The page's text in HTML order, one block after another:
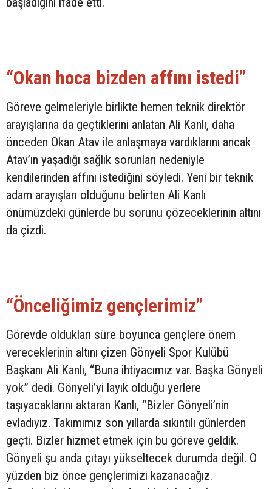
“Okan hoca bizden affını istedi”
Göreve gelmeleriyle birlikte hemen teknik direktör
arayışlarına da geçtiklerini anlatan Ali Kanlı, daha
önceden Okan Atav ile anlaşmaya vardıklarını ancak
Atav’ın yaşadığı sağlık sorunları nedeniyle
kendilerinden affını istediğini söyledi. Yeni bir teknik
adam arayışları olduğunu belirten Ali Kanlı
önümüzdeki günlerde bu sorunu çözeceklerinin altını
da çizdi.
“Önceliğimiz gençlerimiz”
Görevde oldukları süre boyunca gençlere önem
vereceklerinin altını çizen Gönyeli Spor Kulübü
Başkanı Ali Kanlı, “Buna ihtiyacımız var. Başka Gönyeli
yok” dedi. Gönyeli’yi layık olduğu yerlere
taşıyacaklarını aktaran Kanlı, “Bizler Gönyeli’nin
evladıyız. Takımımız son yıllarda sıkıntılı günlerden
geçti. Bizler hizmet etmek için bu göreve geldik.
Gönyeli şu anda çıtayı yükseltecek durumda değil. O
yüzden biz önce gençlerimizi kazanacağız.